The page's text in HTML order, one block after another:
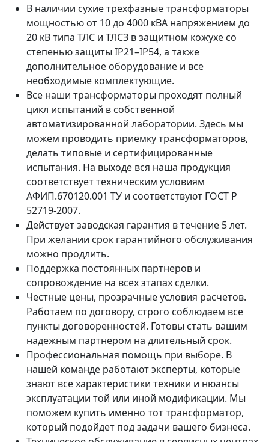
В наличии сухие трехфазные трансформаторы
мощностью от 10 до 4000 кВА напряжением до
20 кВ типа ТЛС и ТЛСЗ в защитном кожухе со
степенью защиты IP21–IP54, а также
дополнительное оборудование и все
необходимые комплектующие.
Все наши трансформаторы проходят полный
цикл испытаний в собственной
автоматизированной лаборатории. Здесь мы
можем проводить приемку трансформаторов,
делать типовые и сертифицированные
испытания. На выходе вся наша продукция
соответствует техническим условиям
АФИП.670120.001 ТУ и соответствуют ГОСТ Р
52719-2007.
Действует заводская гарантия в течение 5 лет.
При желании срок гарантийного обслуживания
можно продлить.
Поддержка постоянных партнеров и
сопровождение на всех этапах сделки.
Честные цены, прозрачные условия расчетов.
Работаем по договору, строго соблюдаем все
пункты договоренностей. Готовы стать вашим
надежным партнером на длительный срок.
Профессиональная помощь при выборе. В
нашей команде работают эксперты, которые
знают все характеристики техники и нюансы
эксплуатации той или иной модификации. Мы
поможем купить именно тот трансформатор,
который подойдет под задачи вашего бизнеса.